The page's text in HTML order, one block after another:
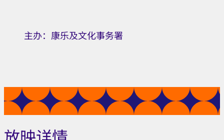
主办：康乐及文化事务署